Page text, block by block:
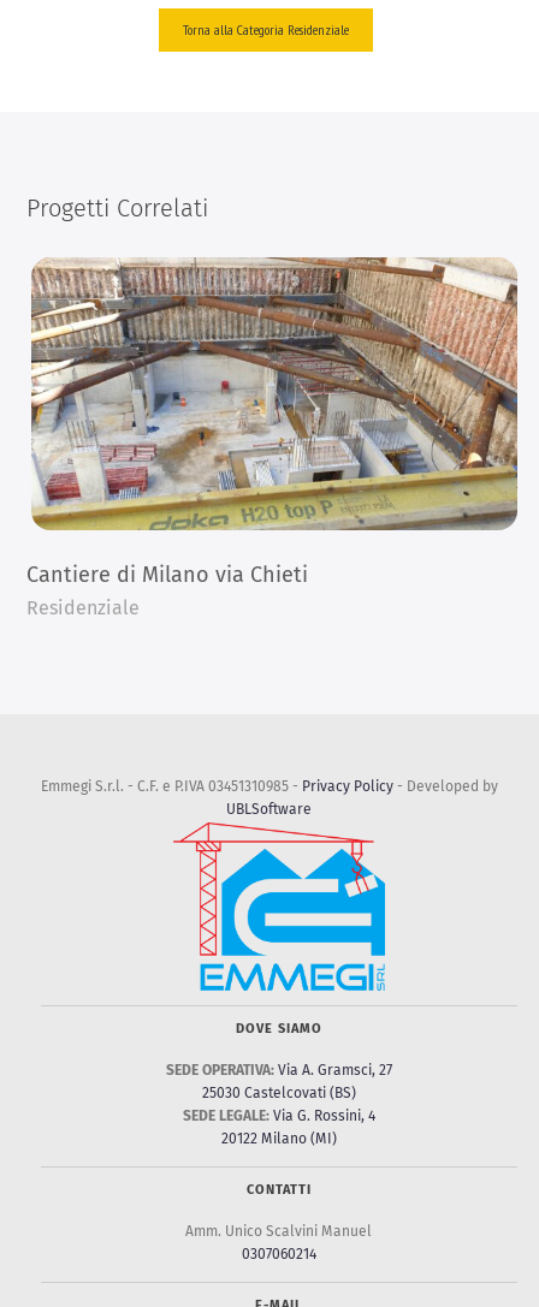
Torna alla Categoria Residenziale
Progetti Correlati
Cantiere di Milano via Chieti
Residenziale
Emmegi S.r.l. - C.F. e P.IVA 03451310985 - Privacy Policy- Developed by
UBLSoftware
DOVE SIAMO
SEDE OPERATIVA: Via A. Gramsci, 27
25030 Castelcovati (BS)
SEDE LEGALE: Via G. Rossini, 4
20122 Milano (MI)
CONTATTI
Amm. Unico Scalvini Manuel
0307060214